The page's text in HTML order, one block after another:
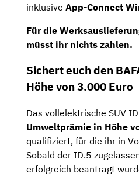
inklusive App-Connect
Für die
müsst ihr nichts zahlen.
Sichert euch den
Höhe von 3.000 Euro
Das vollelektrische SUV
Umweltprämie in Höhe
qualifiziert, für die ihr in
Sobald der ID.5
erfolgreich beantragt